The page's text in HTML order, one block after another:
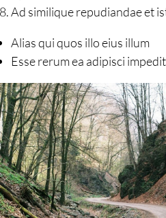
Ad similique repudiandae et
Alias qui quos illo eius illum
Esse rerum ea adipisci impedit